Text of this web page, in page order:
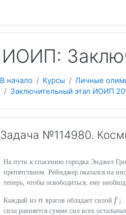
ИОИП:
В начало Курсы Личные
Заключительный этап ИОИП
Задача №114980.
На пути к спасению городка Энджел
препятствием. Рейнджер оказался на
теперь, чтобы освободиться, ему
Каждый из n врагов обладает силой f i .
сила равняется сумме сил всех